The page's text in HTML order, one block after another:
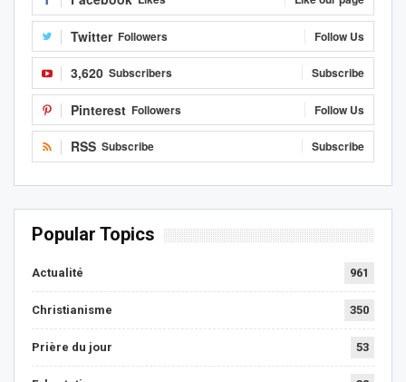
Twitter Followers Follow Us
3,620 Subscribers Subscribe
Pinterest Followers Follow Us
RSS Subscribe Subscribe
Popular Topics
Actualité 961
Christianisme 350
Prière du jour 53